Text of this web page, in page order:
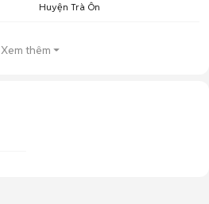
Huyện Trà Ôn
Xem thêm